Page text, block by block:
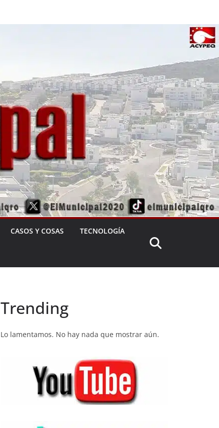
CASOS Y COSAS TECNOLOGÍA
Trending
Lo lamentamos. No hay nada que mostrar aún.